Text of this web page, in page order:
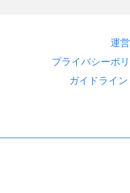
運
プライバシーポ
ガイドライン